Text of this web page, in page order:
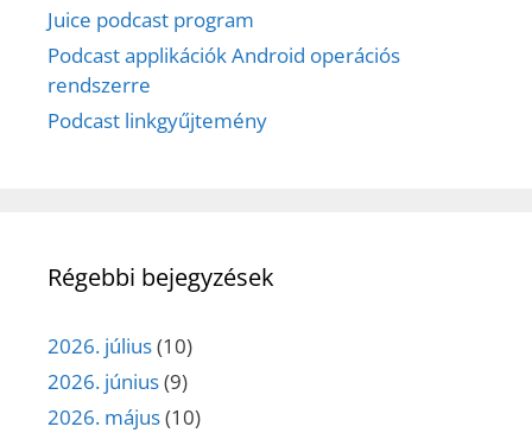
Juice podcast program
Podcast applikációk Android operációs
rendszerre
Podcast linkgyűjtemény
Régebbi bejegyzések
2026. július(10)
2026. június(9)
2026. május(10)